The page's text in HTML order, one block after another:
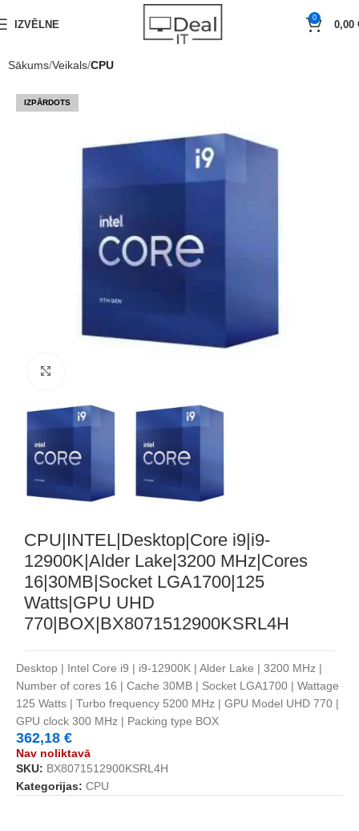
IZVĒLNE
0
0,00
Sākums Veikals CPU
IZPĀRDOTS
CPU|INTEL|Desktop|Core i9|i9-
12900K|Alder Lake|3200 MHz|Cores
16|30MB|Socket LGA1700|125
Watts|GPU UHD
770|BOX|BX8071512900KSRL4H
Desktop | Intel Core i9 | i9-12900K | Alder Lake | 3200 MHz |
Number of cores 16 | Cache 30MB | Socket LGA1700 | Wattage
125 Watts | Turbo frequency 5200 MHz | GPU Model UHD 770 |
GPU clock 300 MHz | Packing type BOX
362,18 €
Nav noliktavā
SKU: BX8071512900KSRL4H
Kategorijas: CPU